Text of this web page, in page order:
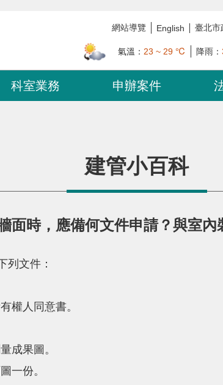
網站導覽 English 臺北市
氣溫： 23 ~ 29 ℃ 降雨：
科室業務 申辦案件
建管小百科
面時，應備何文件申請？與室內
列文件：
權人同意書。
成果圖。
一份。